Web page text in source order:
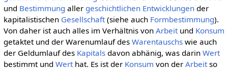
und Bestimmung aller geschichtlichen Entwicklungender
kapitalistischen Gesellschaft(siehe auch Formbestimmung).
Von daher ist auch alles im Verhältnis von Arbeitund Konsum
getaktet und der Warenumlauf des Warentauschswie auch
der Geldumlauf des Kapitalsdavon abhänig, was darin Wert
bestimmt und Werthat. Es ist der Konsum von der Arbeitso